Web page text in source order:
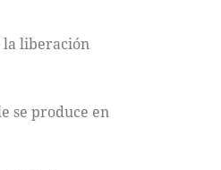
liberación
se produce en